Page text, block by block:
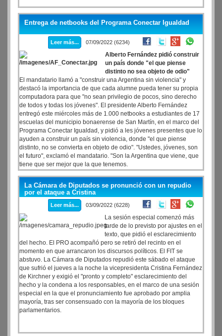
Entrega de netbooks del Programa Conectar Igualdad
Leer más... 07/09/2022 (6234)
Alberto Fernández pidió construir
un país donde "el que piense
distinto no sea objeto de odio"
El mandatario llamó a "construir una Argentina sin violencia" y
destacó la importancia de que cada alumne pueda tener su propia
computadora para que "no sean privilegio de pocos, sino derecho
de todos y todas los jóvenes". El presidente Alberto Fernández
entregó este miércoles más de 1.000 netbooks a estudiantes de 17
escuelas del municipio bonaerense de San Martín, en el marco del
Programa Conectar Igualdad, y pidió a les jóvenes presentes que lo
ayuden a construir un país sin violencia, donde "el que piense
distinto, no se convierta en objeto de odio". "Ustedes, jóvenes, son
el futuro", exclamó el mandatario. "Son la Argentina que viene, que
tiene que ser mejor que la que tenemos.
La Cámara de Diputados se pronunció con un repudio
por el ataque a Cristina
Leer más... 03/09/2022 (6228)
La sesión especial comenzó más
tarde de lo previsto por ajustes en el
texto, que pidió el esclarecimiento
del hecho. El PRO acompañó pero se retiró del recinto en el
momento en que arrancaron los discursos políticos. El FIT se
abstuvo. La Cámara de Diputados repudió este sábado el ataque
que sufrió el jueves a la noche la vicepresidenta Cristina Fernández
de Kirchner y exigió el "pronto y completo" esclarecimiento del
hecho y la condena a los responsables, en el marco de una sesión
especial en la que el pronunciamiento fue aprobado por amplia
mayoría, tras ser consensuado con la mayoría de los bloques
parlamentarios.